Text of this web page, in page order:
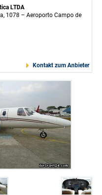
LTDA
1078 – Aeroporto Campo de
Kontakt zum Anbieter